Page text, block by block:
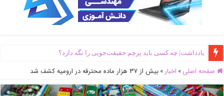
یادداشت| ‌چه کسی باید پرچم حقیقت‌جویی را نگه دارد؟
صفحه اصلی » اخبار » بیش از ۳۷ هزار ماده محترقه در ارومیه کشف شد